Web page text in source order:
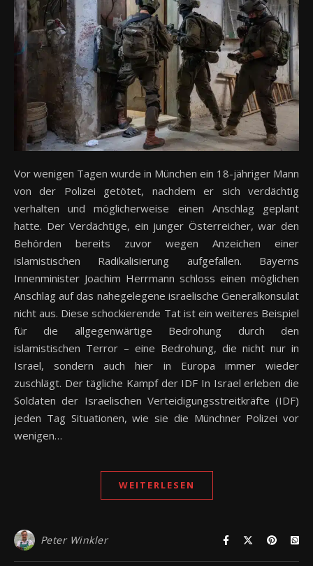
Vor wenigen Tagen wurde in München ein 18-jähriger Mann
von der Polizei getötet, nachdem er sich verdächtig
verhalten und möglicherweise einen Anschlag geplant
hatte. Der Verdächtige, ein junger Österreicher, war den
Behörden bereits zuvor wegen Anzeichen einer
islamistischen Radikalisierung aufgefallen. Bayerns
Innenminister Joachim Herrmann schloss einen möglichen
Anschlag auf das nahegelegene israelische Generalkonsulat
nicht aus. Diese schockierende Tat ist ein weiteres Beispiel
für die allgegenwärtige Bedrohung durch den
islamistischen Terror – eine Bedrohung, die nicht nur in
Israel, sondern auch hier in Europa immer wieder
zuschlägt. Der tägliche Kampf der IDF In Israel erleben die
Soldaten der Israelischen Verteidigungsstreitkräfte (IDF)
jeden Tag Situationen, wie sie die Münchner Polizei vor
wenigen…
WEITERLESEN
Peter Winkler